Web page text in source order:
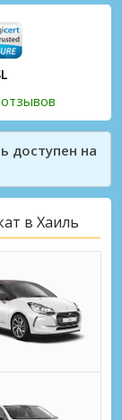
доступен на
в Хаиль